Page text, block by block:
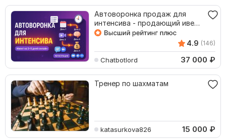
Автоворонка продаж для
интенсива - продающий ивент
на 3-5 дней
4.9 (146)
Chatbotlord 37 000 ₽
Тренер по шахматам
katasurkova826 15 000 ₽